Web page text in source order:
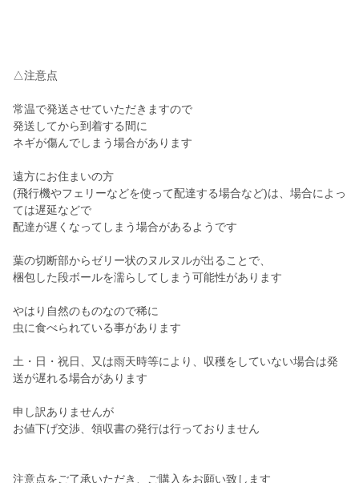
△注意点
常温で発送させていただきますので
発送してから到着する間に
ネギが傷んでしまう場合があります
遠方にお住まいの方
(飛行機やフェリーなどを使って配達する場合など)は、場合によっ
ては遅延などで
配達が遅くなってしまう場合があるようです
葉の切断部からゼリー状のヌルヌルが出ることで、
梱包した段ボールを濡らしてしまう可能性があります
やはり自然のものなので稀に
虫に食べられている事があります
土・日・祝日、又は雨天時等により、収穫をしていない場合は発
送が遅れる場合があります
申し訳ありませんが
お値下げ交渉、領収書の発行は行っておりません